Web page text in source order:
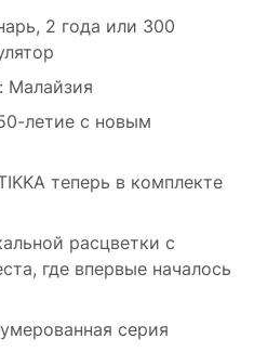
2 года или 300
Малайзия
летие с новым
теперь в комплекте
расцветки с
где впервые началось
серия